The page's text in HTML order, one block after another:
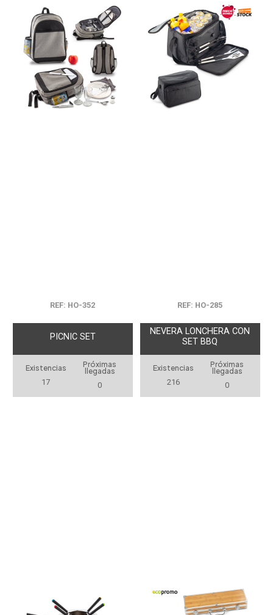
REF: HO-352
PICNIC SET
Existencias
17
Próximas
llegadas
0
REF: HO-285
NEVERA LONCHERA CON
SET BBQ
Existencias
216
Próximas
llegadas
0